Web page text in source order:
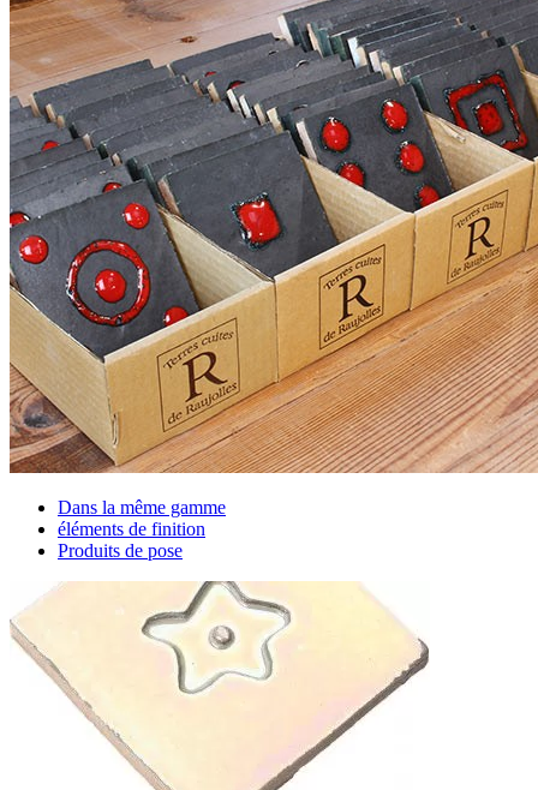
Dans la même gamme
éléments de finition
Produits de pose